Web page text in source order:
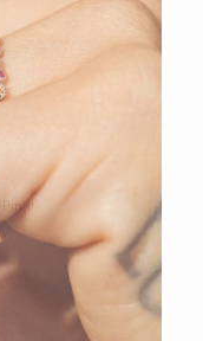
Pin it
Pin
på
Pinterest